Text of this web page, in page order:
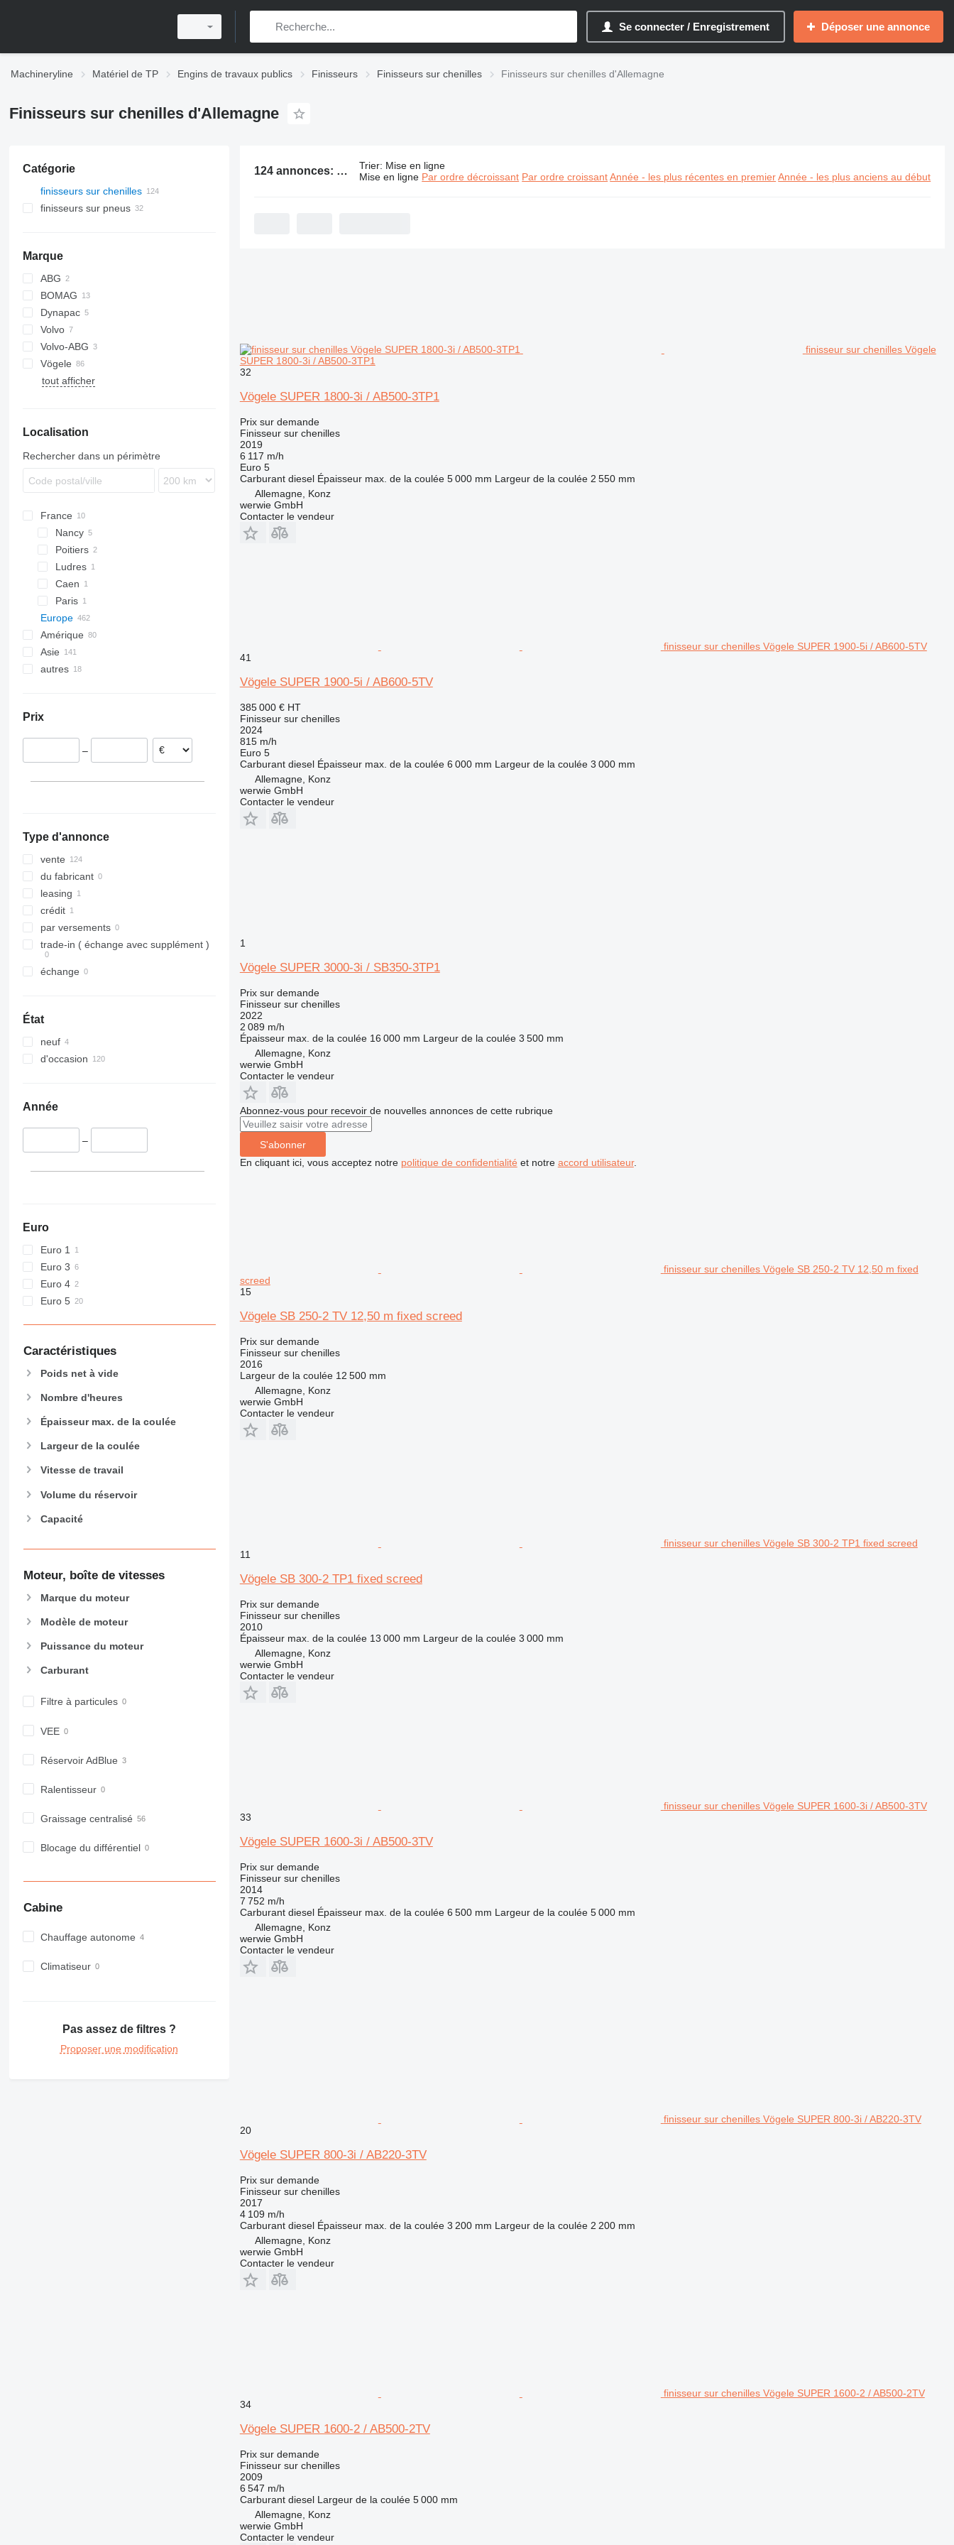
Se connecter / Enregistrement Déposer une annonce
Machineryline Matériel de TP Engins de travaux publics Finisseurs Finisseurs sur chenilles Finisseurs sur chenilles d'Allemagne
Finisseurs sur chenilles d'Allemagne
Catégorie
finisseurs sur chenilles
finisseurs sur pneus
Marque
ABG
Titan
BOMAG
BF
BB
Dynapac
CS
F series
SD
Volvo
Volvo-ABG
6820
8820
Vögele
AB
Super
tout afficher
Localisation
Rechercher dans un périmètre
France
Nancy
Poitiers
Ludres
Caen
Paris
Europe
Allemagne
Mainz
Trier
Lübeck
Halver
Pays-Bas
Pologne
Roumanie
Lituanie
Amérique
États-Unis
Mexique
Asie
Chine
Arabie saoudite
Kazakhstan
autres
Prix
–
Type d'annonce
vente
du fabricant
leasing
crédit
par versements
trade-in ( échange avec supplément )
échange
État
neuf
d'occasion
Année
–
Euro
Euro 1
Euro 3
Euro 4
Euro 5
Caractéristiques
Poids net à vide
Nombre d'heures
Épaisseur max. de la coulée
Largeur de la coulée
Vitesse de travail
Volume du réservoir
Capacité
Moteur, boîte de vitesses
Marque du moteur
Modèle de moteur
Puissance du moteur
Carburant
Filtre à particules
VEE
Réservoir AdBlue
Ralentisseur
Graissage centralisé
Blocage du différentiel
Cabine
Chauffage autonome
Climatiseur
Pas assez de filtres ?
Proposer une modification
124 annonces:
Finisseurs sur chenilles d'Allemagne
Trier: Mise en ligne
Mise en ligne Par ordre décroissant Par ordre croissant Année - les plus récentes en premier Année - les plus anciens au début
finisseur sur chenilles Vögele
SUPER 1800-3i / AB500-3TP1
32
Vögele SUPER 1800-3i / AB500-3TP1
Prix sur demande
Finisseur sur chenilles
2019
6 117 m/h
Euro 5
Carburant diesel Épaisseur max. de la coulée 5 000 mm Largeur de la coulée 2 550 mm
Allemagne, Konz
werwie GmbH
Contacter le vendeur
finisseur sur chenilles Vögele SUPER 1900-5i / AB600-5TV
41
Vögele SUPER 1900-5i / AB600-5TV
385 000 € HT
Finisseur sur chenilles
2024
815 m/h
Euro 5
Carburant diesel Épaisseur max. de la coulée 6 000 mm Largeur de la coulée 3 000 mm
Allemagne, Konz
werwie GmbH
Contacter le vendeur
1
Vögele SUPER 3000-3i / SB350-3TP1
Prix sur demande
Finisseur sur chenilles
2022
2 089 m/h
Épaisseur max. de la coulée 16 000 mm Largeur de la coulée 3 500 mm
Allemagne, Konz
werwie GmbH
Contacter le vendeur
Abonnez-vous pour recevoir de nouvelles annonces de cette rubrique
S'abonner
En cliquant ici, vous acceptez notre politique de confidentialité et notre accord utilisateur.
finisseur sur chenilles Vögele SB 250-2 TV 12,50 m fixed
screed
15
Vögele SB 250-2 TV 12,50 m fixed screed
Prix sur demande
Finisseur sur chenilles
2016
Largeur de la coulée 12 500 mm
Allemagne, Konz
werwie GmbH
Contacter le vendeur
finisseur sur chenilles Vögele SB 300-2 TP1 fixed screed
11
Vögele SB 300-2 TP1 fixed screed
Prix sur demande
Finisseur sur chenilles
2010
Épaisseur max. de la coulée 13 000 mm Largeur de la coulée 3 000 mm
Allemagne, Konz
werwie GmbH
Contacter le vendeur
finisseur sur chenilles Vögele SUPER 1600-3i / AB500-3TV
33
Vögele SUPER 1600-3i / AB500-3TV
Prix sur demande
Finisseur sur chenilles
2014
7 752 m/h
Carburant diesel Épaisseur max. de la coulée 6 500 mm Largeur de la coulée 5 000 mm
Allemagne, Konz
werwie GmbH
Contacter le vendeur
finisseur sur chenilles Vögele SUPER 800-3i / AB220-3TV
20
Vögele SUPER 800-3i / AB220-3TV
Prix sur demande
Finisseur sur chenilles
2017
4 109 m/h
Carburant diesel Épaisseur max. de la coulée 3 200 mm Largeur de la coulée 2 200 mm
Allemagne, Konz
werwie GmbH
Contacter le vendeur
finisseur sur chenilles Vögele SUPER 1600-2 / AB500-2TV
34
Vögele SUPER 1600-2 / AB500-2TV
Prix sur demande
Finisseur sur chenilles
2009
6 547 m/h
Carburant diesel Largeur de la coulée 5 000 mm
Allemagne, Konz
werwie GmbH
Contacter le vendeur